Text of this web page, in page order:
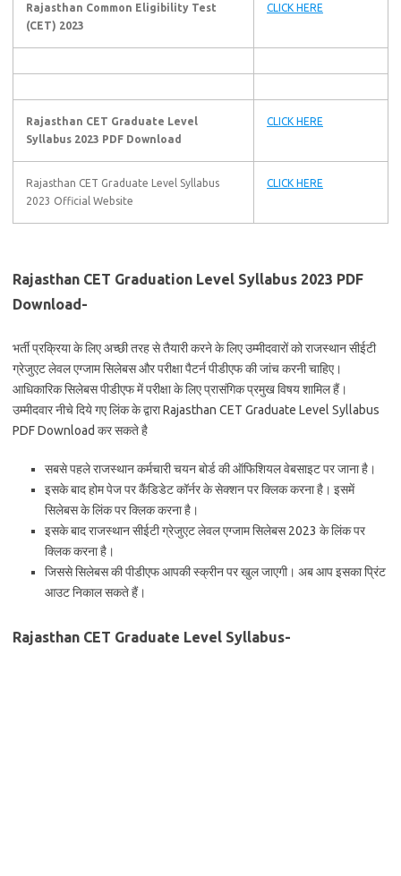
Rajasthan Common Eligibility Test
(CET) 2023
CLICK HERE
Rajasthan CET Graduate Level
Syllabus 2023 PDF Download
CLICK HERE
Rajasthan CET Graduate Level Syllabus
2023 Official Website
CLICK HERE
Rajasthan CET Graduation Level Syllabus 2023 PDF
Download-
भर्ती प्रक्रिया के लिए अच्छी तरह से तैयारी करने के लिए उम्मीदवारों को राजस्थान सीईटी
ग्रेजुएट लेवल एग्जाम सिलेबस और परीक्षा पैटर्न पीडीएफ की जांच करनी चाहिए।
आधिकारिक सिलेबस पीडीएफ में परीक्षा के लिए प्रासंगिक प्रमुख विषय शामिल हैं।
उम्मीदवार नीचे दिये गए लिंक के द्वारा Rajasthan CET Graduate Level Syllabus
PDF Download कर सकते है
सबसे पहले राजस्थान कर्मचारी चयन बोर्ड की ऑफिशियल वेबसाइट पर जाना है।
इसके बाद होम पेज पर कैंडिडेट कॉर्नर के सेक्शन पर क्लिक करना है। इसमें
सिलेबस के लिंक पर क्लिक करना है।
इसके बाद राजस्थान सीईटी ग्रेजुएट लेवल एग्जाम सिलेबस 2023 के लिंक पर
क्लिक करना है।
जिससे सिलेबस की पीडीएफ आपकी स्क्रीन पर खुल जाएगी। अब आप इसका प्रिंट
आउट निकाल सकते हैं।
Rajasthan CET Graduate Level Syllabus-